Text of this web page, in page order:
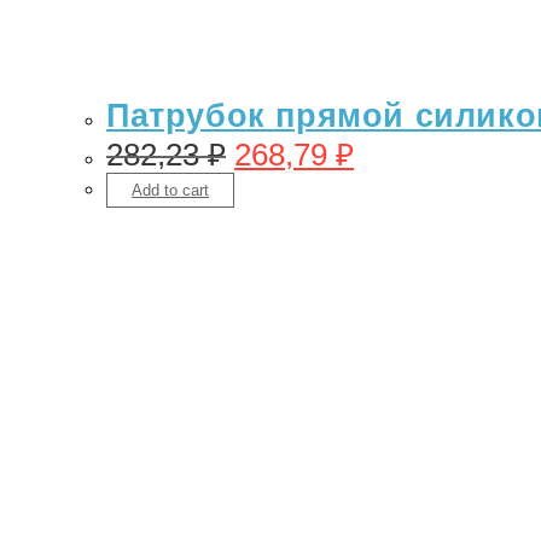
Патрубок прямой
282,23₽ 268,79 ₽
Add to cart